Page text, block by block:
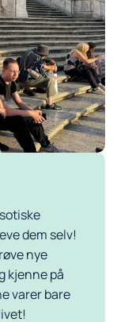
dem selv!
nye
kjenne på
varer bare